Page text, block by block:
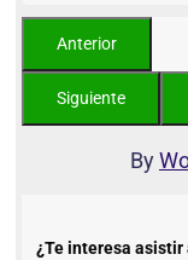
By
¿Te interesa asistir